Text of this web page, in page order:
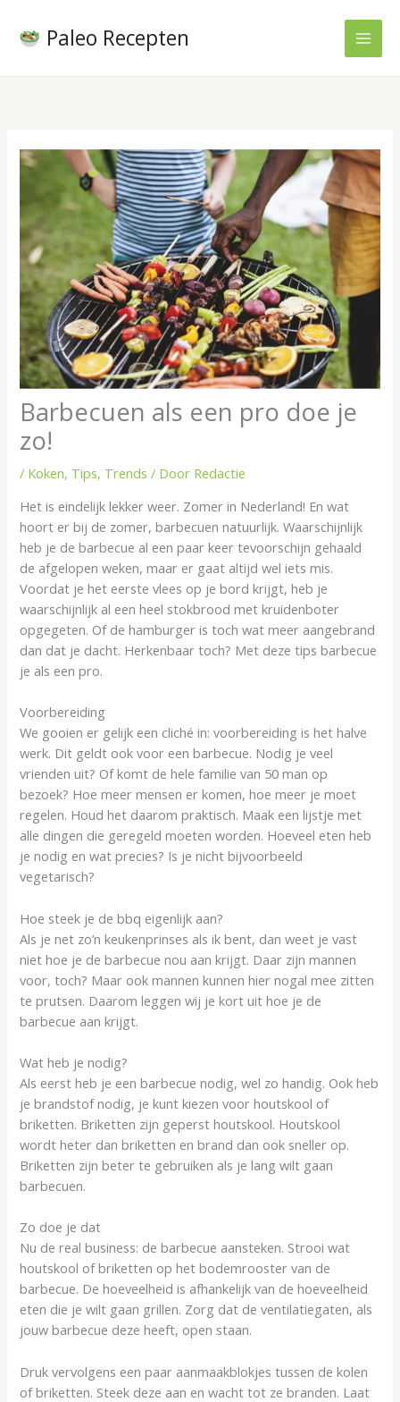
naar
Paleo Recepten
Barbecuen als een pro doe je
zo!
/ Koken, Tips, Trends / Door Redactie
Het is eindelijk lekker weer. Zomer in Nederland! En wat
hoort er bij de zomer, barbecuen natuurlijk. Waarschijnlijk
heb je de barbecue al een paar keer tevoorschijn gehaald
de afgelopen weken, maar er gaat altijd wel iets mis.
Voordat je het eerste vlees op je bord krijgt, heb je
waarschijnlijk al een heel stokbrood met kruidenboter
opgegeten. Of de hamburger is toch wat meer aangebrand
dan dat je dacht. Herkenbaar toch? Met deze tips barbecue
je als een pro.
Voorbereiding
We gooien er gelijk een cliché in: voorbereiding is het halve
werk. Dit geldt ook voor een barbecue. Nodig je veel
vrienden uit? Of komt de hele familie van 50 man op
bezoek? Hoe meer mensen er komen, hoe meer je moet
regelen. Houd het daarom praktisch. Maak een lijstje met
alle dingen die geregeld moeten worden. Hoeveel eten heb
je nodig en wat precies? Is je nicht bijvoorbeeld
vegetarisch?
Hoe steek je de bbq eigenlijk aan?
Als je net zo’n keukenprinses als ik bent, dan weet je vast
niet hoe je de barbecue nou aan krijgt. Daar zijn mannen
voor, toch? Maar ook mannen kunnen hier nogal mee zitten
te prutsen. Daarom leggen wij je kort uit hoe je de
barbecue aan krijgt.
Wat heb je nodig?
Als eerst heb je een barbecue nodig, wel zo handig. Ook heb
je brandstof nodig, je kunt kiezen voor houtskool of
briketten. Briketten zijn geperst houtskool. Houtskool
wordt heter dan briketten en brand dan ook sneller op.
Briketten zijn beter te gebruiken als je lang wilt gaan
barbecuen.
Zo doe je dat
Nu de real business: de barbecue aansteken. Strooi wat
houtskool of briketten op het bodemrooster van de
barbecue. De hoeveelheid is afhankelijk van de hoeveelheid
eten die je wilt gaan grillen. Zorg dat de ventilatiegaten, als
jouw barbecue deze heeft, open staan.
Druk vervolgens een paar aanmaakblokjes tussen de kolen
of briketten. Steek deze aan en wacht tot ze branden. Laat